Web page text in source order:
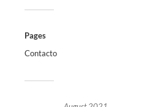
Pages
Contacto